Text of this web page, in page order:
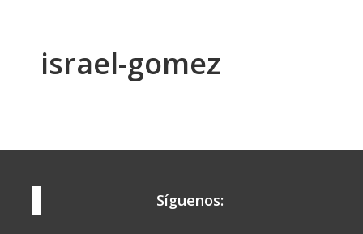
israel-gomez
Síguenos: